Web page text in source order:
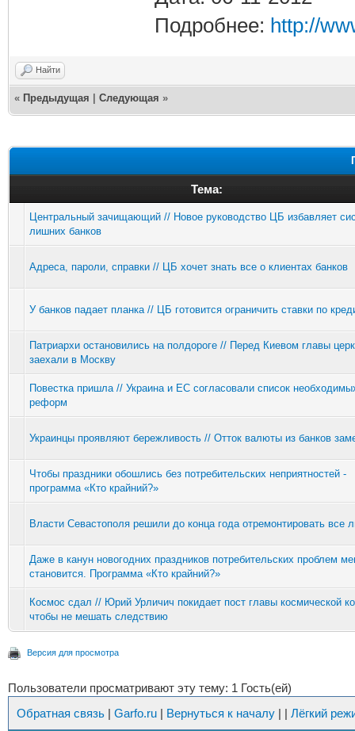
Подробнее: http://
Найти
« Предыдущая Следующая »
Тема:
Центральный зачищающий // Новое руководство ЦБ избавляет
лишних банков
Адреса, пароли, справки // ЦБ хочет знать все о клиентах банков
У банков падает планка // ЦБ готовится ограничить ставки по
Патриархи остановились на полдороге // Перед Киевом главы
заехали в Москву
Повестка пришла // Украина и ЕС согласовали список
реформ
Украинцы проявляют бережливость // Отток валюты из банков
Чтобы праздники обошлись без потребительских неприятностей -
программа «Кто крайний?»
Власти Севастополя решили до конца года отремонтировать все
Даже в канун новогодних праздников потребительских проблем
становится. Программа «Кто крайний?»
Космос сдал // Юрий Урличич покидает пост главы космической
чтобы не мешать следствию
Версия для просмотра
Пользователи просматривают эту тему: 1 Гость(ей)
Обратная связь | Garfo.ru | Вернуться к началу | | Лёгкий